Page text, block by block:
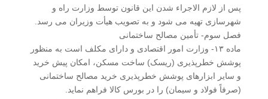
پس از لازم الاجراء شدن این قانون توسط وزارت راه و
شهرسازی تهیه می شود و به تصویب هیأت وزیران می رسد.
فصل سوم- تأمین مصالح ساختمانی
ماده ۱۳- وزارت امور اقتصادی و دارای مکلف است به منظور
پوشش خطرپذیری (ریسک) ساخت مسکن، امکان پیش خرید
و سایر ابزارهای پوشش خطرپذیری خرید مصالح ساختمانی
(صرفاً فولاد و سیمان) را در بورس کالا فراهم نماید.